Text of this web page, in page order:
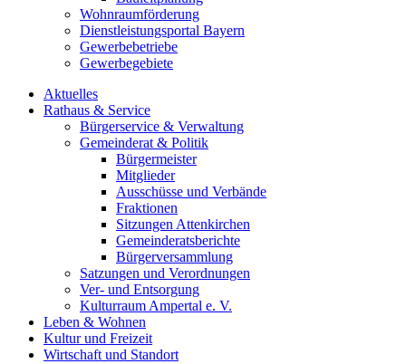
Wohnraumförderung
Dienstleistungsportal Bayern
Gewerbebetriebe
Gewerbegebiete
Aktuelles
Rathaus & Service
Bürgerservice & Verwaltung
Gemeinderat & Politik
Bürgermeister
Mitglieder
Ausschüsse und Verbände
Fraktionen
Sitzungen Attenkirchen
Gemeinderatsberichte
Bürgerversammlung
Satzungen und Verordnungen
Ver- und Entsorgung
Kulturraum Ampertal e. V.
Leben & Wohnen
Kultur und Freizeit
Wirtschaft und Standort